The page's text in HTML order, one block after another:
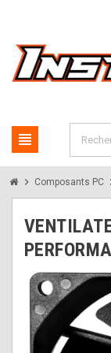
view_headline
chevron_right Composants PC